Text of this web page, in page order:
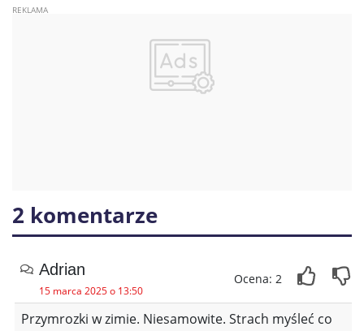
2 komentarze
Adrian
15 marca 2025 o 13:50
Ocena: 2
Przymrozki w zimie. Niesamowite. Strach myśleć co